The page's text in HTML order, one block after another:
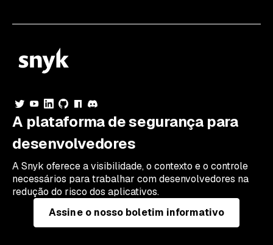
A plataforma de segurança para
desenvolvedores
A Snyk oferece a visibilidade, o contexto e o controle
necessários para trabalhar com desenvolvedores na
redução do risco dos aplicativos.
Assine o nosso boletim informativo